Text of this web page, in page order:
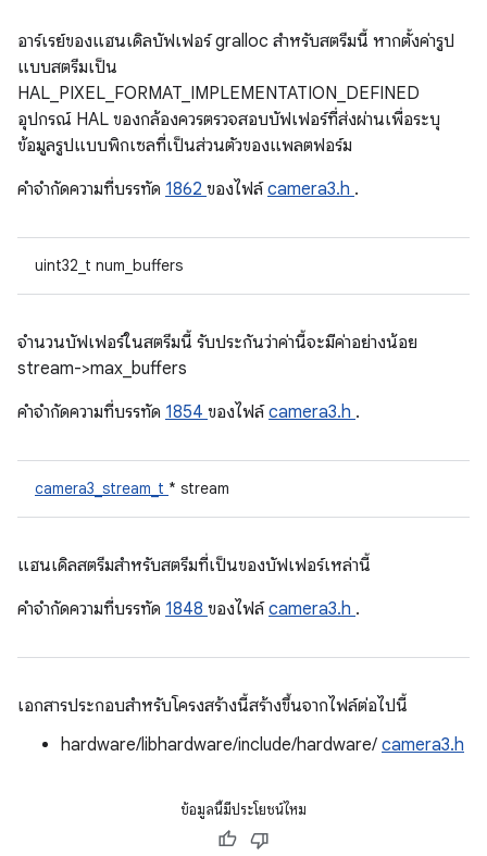
อาร์เรย์ของแฮนเดิลบัฟเฟอร์ gralloc สำหรับสตรีมนี้ หากตั้งค่ารูป
แบบสตรีมเป็น
HAL_PIXEL_FORMAT_IMPLEMENTATION_DEFINED
อุปกรณ์ HAL ของกล้องควรตรวจสอบบัฟเฟอร์ที่ส่งผ่านเพื่อระบุ
ข้อมูลรูปแบบพิกเซลที่เป็นส่วนตัวของแพลตฟอร์ม
คําจํากัดความที่บรรทัด 1862 ของไฟล์camera3.h .
uint32_t num_buffers
จำนวนบัฟเฟอร์ในสตรีมนี้ รับประกันว่าค่านี้จะมีค่าอย่างน้อย
stream->max_buffers
คําจํากัดความที่บรรทัด 1854 ของไฟล์camera3.h .
camera3_stream_t * stream
แฮนเดิลสตรีมสำหรับสตรีมที่เป็นของบัฟเฟอร์เหล่านี้
คําจํากัดความที่บรรทัด 1848 ของไฟล์camera3.h .
เอกสารประกอบสำหรับโครงสร้างนี้สร้างขึ้นจากไฟล์ต่อไปนี้
hardware/libhardware/include/hardware/ camera3.h
ข้อมูลนี้มีประโยชน์ไหม